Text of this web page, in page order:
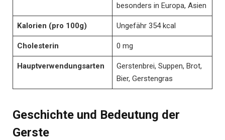
besonders in Europa, Asien
Kalorien (pro 100g) Ungefähr 354 kcal
Cholesterin 0 mg
Hauptverwendungsarten
Gerstenbrei, Suppen, Brot,
Bier, Gerstengras
Geschichte und Bedeutung der
Gerste